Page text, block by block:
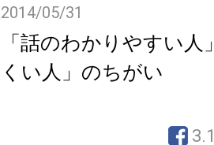
2014/05/31
「話のわかりやすい
くい人」のちがい